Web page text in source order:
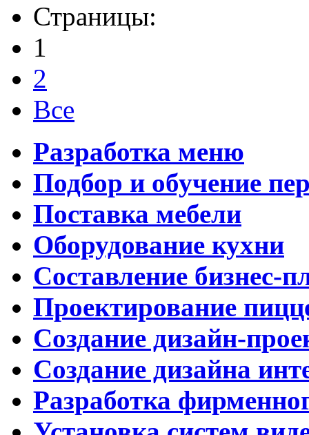
Страницы:
1
2
Все
Разработка меню
Подбор и обучение
Поставка мебели
Оборудование кухни
Составление бизнес-
Проектирование
Создание дизайн-
Создание дизайна
Разработка